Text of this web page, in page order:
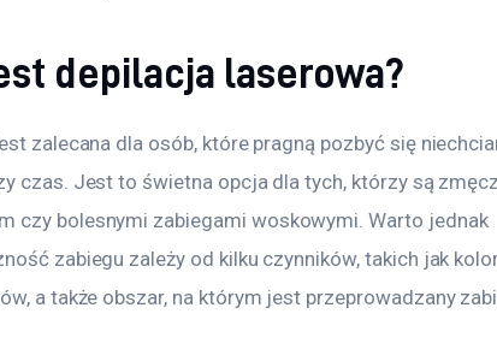
depilacja laserowa?
zalecana dla osób, które pragną pozbyć się
czas. Jest to świetna opcja dla tych, którzy są
czy bolesnymi zabiegami woskowymi. Warto jednak
zabiegu zależy od kilku czynników, takich jak
a także obszar, na którym jest przeprowadzany